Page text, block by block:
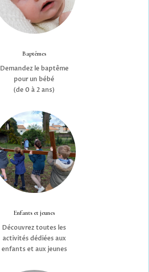
Baptêmes
Demandez le baptême
pour un bébé
(de 0 à 2 ans)
Enfants et jeunes
Découvrez toutes les
activités dédiées aux
enfants et aux jeunes